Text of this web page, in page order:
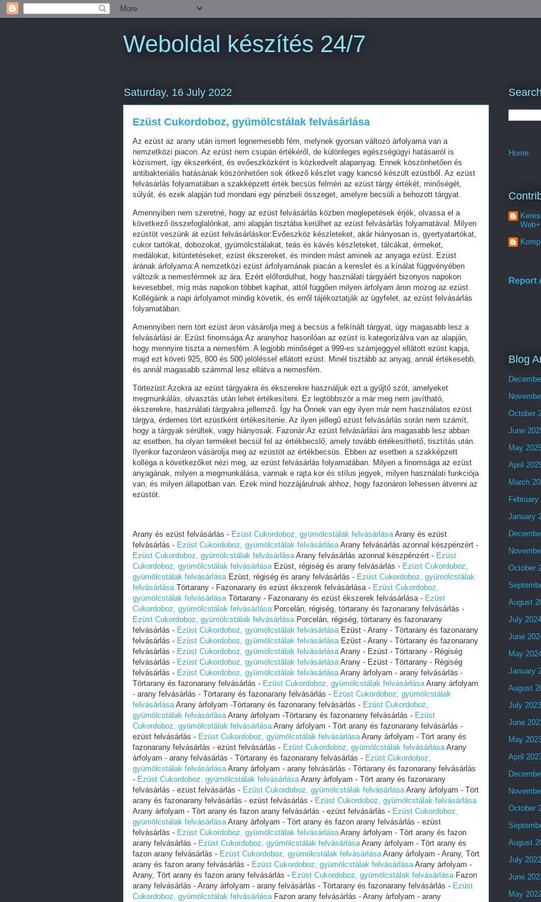
Weboldal készítés 24/7
Saturday, 16 July 2022
Ezüst Cukordoboz, gyümölcstálak felvásárlása
Az ezüst az arany után ismert legnemesebb fém, melynek gyorsan változó árfolyama van a
nemzetközi piacon. Az ezüst nem csupán értékéről, de különleges egészségügyi hatásairól is
közismert, így ékszerként, és evőeszközként is közkedvelt alapanyag. Ennek köszönhetően és
antibakteriális hatásának köszönhetően sok étkező készlet vagy kancsó készült ezüstből. Az ezüst
felvásárlás folyamatában a szakképzett érték becsüs felméri az ezüst tárgy értékét, minőségét,
súlyát, és ezek alapján tud mondani egy pénzbeli összeget, amelyre becsüli a behozott tárgyat.
Amennyiben nem szeretné, hogy az ezüst felvásárlás közben meglepetések érjék, olvassa el a
következő összefoglalónkat, ami alapján tisztába kerülhet az ezüst felvásárlás folyamatával. Milyen
ezüstöt veszünk át ezüst felvásárláskor:Evőeszköz készleteket, akár hiányosan is, gyertyatartókat,
cukor tartókat, dobozokat, gyümölcstálakat, teás és kávés készleteket, tálcákat, érmeket,
medálokat, kitüntetéseket, ezüst ékszereket, és minden mást aminek az anyaga ezüst. Ezüst
árának árfolyama:A nemzetközi ezüst árfolyamának piacán a kereslet és a kínálat függvényében
változik a nemesfémnek az ára. Ezért előfordulhat, hogy használati tárgyáért bizonyos napokon
kevesebbet, míg más napokon többet kaphat, attól függően milyen árfolyam áron mozog az ezüst.
Kollégáink a napi árfolyamot mindig követik, és erről tájékoztatják az ügyfelet, az ezüst felvásárlás
folyamatában.
Amennyiben nem tört ezüst áron vásárolja meg a becsüs a felkínált tárgyat, úgy magasabb lesz a
felvásárlási ár. Ezüst finomsága:Az aranyhoz hasonlóan az ezüst is kategorizálva van az alapján,
hogy mennyire tiszta a nemesfém. A legjobb minőséget a 999-es számjeggyel ellátott ezüst kapja,
majd ezt követi 925, 800 és 500 jelöléssel ellátott ezüst. Minél tisztább az anyag, annál értékesebb,
és annál magasabb számmal lesz ellátva a nemesfém.
Törtezüst:Azokra az ezüst tárgyakra és ékszerekre használjuk ezt a gyűjtő szót, amelyeket
megmunkálás, olvasztás után lehet értékesíteni. Ez legtöbbször a már meg nem javítható,
ékszerekre, használati tárgyakra jellemző. Így ha Önnek van egy ilyen már nem használatos ezüst
tárgya, érdemes tört ezüstként értékesítenie. Az ilyen jellegű ezüst felvásárlás során nem számít,
hogy a tárgyak sérültek, vagy hiányosak. Fazonár:Az ezüst felvásárlási ára magasabb lesz abban
az esetben, ha olyan terméket becsül fel az értékbecslő, amely tovább értékesíthető, tisztítás után.
Ilyenkor fazonáron vásárolja meg az ezüstöt az értékbecsüs. Ebben az esetben a szakképzett
kolléga a következőket nézi meg, az ezüst felvásárlás folyamatában. Milyen a finomsága az ezüst
anyagának, milyen a megmunkálása, vannak e rajta kor és stílus jegyek, milyen használati funkciója
van, és milyen állapotban van. Ezek mind hozzájárulnak ahhoz, hogy fazonáron lehessen átvenni az
ezüstöt.
Arany és ezüst felvásárlás - Ezüst Cukordoboz, gyümölcstálak felvásárlásaArany és ezüst
felvásárlás - Ezüst Cukordoboz, gyümölcstálak felvásárlásaArany felvásárlás azonnal készpénzért -
Ezüst Cukordoboz, gyümölcstálak felvásárlásaArany felvásárlás azonnal készpénzért - Ezüst
Cukordoboz, gyümölcstálak felvásárlásaEzüst, régiség és arany felvásárlás - Ezüst Cukordoboz,
gyümölcstálak felvásárlásaEzüst, régiség és arany felvásárlás - Ezüst Cukordoboz, gyümölcstálak
felvásárlásaTörtarany - Fazonarany és ezüst ékszerek felvásárlása - Ezüst Cukordoboz,
gyümölcstálak felvásárlásaTörtarany - Fazonarany és ezüst ékszerek felvásárlása - Ezüst
Cukordoboz, gyümölcstálak felvásárlásaPorcelán, régiség, törtarany és fazonarany felvásárlás -
Ezüst Cukordoboz, gyümölcstálak felvásárlásaPorcelán, régiség, törtarany és fazonarany
felvásárlás - Ezüst Cukordoboz, gyümölcstálak felvásárlásaEzüst - Arany - Törtarany és fazonarany
felvásárlás - Ezüst Cukordoboz, gyümölcstálak felvásárlásaEzüst - Arany - Törtarany és fazonarany
felvásárlás - Ezüst Cukordoboz, gyümölcstálak felvásárlásaArany - Ezüst - Törtarany - Régiség
felvásárlás - Ezüst Cukordoboz, gyümölcstálak felvásárlásaArany - Ezüst - Törtarany - Régiség
felvásárlás - Ezüst Cukordoboz, gyümölcstálak felvásárlásaArany árfolyam - arany felvásárlás -
Törtarany és fazonarany felvásárlás - Ezüst Cukordoboz, gyümölcstálak felvásárlásaArany árfolyam
- arany felvásárlás - Törtarany és fazonarany felvásárlás - Ezüst Cukordoboz, gyümölcstálak
felvásárlásaArany árfolyam -Törtarany és fazonarany felvásárlás - Ezüst Cukordoboz,
gyümölcstálak felvásárlásaArany árfolyam -Törtarany és fazonarany felvásárlás - Ezüst
Cukordoboz, gyümölcstálak felvásárlásaArany árfolyam - Tört arany és fazonarany felvásárlás -
ezüst felvásárlás - Ezüst Cukordoboz, gyümölcstálak felvásárlásaArany árfolyam - Tört arany és
fazonarany felvásárlás - ezüst felvásárlás - Ezüst Cukordoboz, gyümölcstálak felvásárlásaArany
árfolyam - arany felvásárlás - Törtarany és fazonarany felvásárlás - Ezüst Cukordoboz,
gyümölcstálak felvásárlásaArany árfolyam - arany felvásárlás - Törtarany és fazonarany felvásárlás
- Ezüst Cukordoboz, gyümölcstálak felvásárlásaArany árfolyam - Tört arany és fazonarany
felvásárlás - ezüst felvásárlás - Ezüst Cukordoboz, gyümölcstálak felvásárlásaArany árfolyam - Tört
arany és fazonarany felvásárlás - ezüst felvásárlás - Ezüst Cukordoboz, gyümölcstálak felvásárlása
Arany árfolyam - Tört arany és fazon arany felvásárlás - ezüst felvásárlás - Ezüst Cukordoboz,
gyümölcstálak felvásárlásaArany árfolyam - Tört arany és fazon arany felvásárlás - ezüst
felvásárlás - Ezüst Cukordoboz, gyümölcstálak felvásárlásaArany árfolyam - Tört arany és fazon
arany felvásárlás - Ezüst Cukordoboz, gyümölcstálak felvásárlásaArany árfolyam - Tört arany és
fazon arany felvásárlás - Ezüst Cukordoboz, gyümölcstálak felvásárlásaArany árfolyam - Arany, Tört
arany és fazon arany felvásárlás - Ezüst Cukordoboz, gyümölcstálak felvásárlásaArany árfolyam -
Arany, Tört arany és fazon arany felvásárlás - Ezüst Cukordoboz, gyümölcstálak felvásárlásaFazon
arany felvásárlás - Arany árfolyam - arany felvásárlás - Törtarany és fazonarany felvásárlás - Ezüst
Cukordoboz, gyümölcstálak felvásárlásaFazon arany felvásárlás - Arany árfolyam - arany
Home
Web+
Report
Blog
October
June
May
April
March
February
January
October
August
July 2024
June
May
January
August
July 2023
June
May
April
October
August
July 2022
June
May